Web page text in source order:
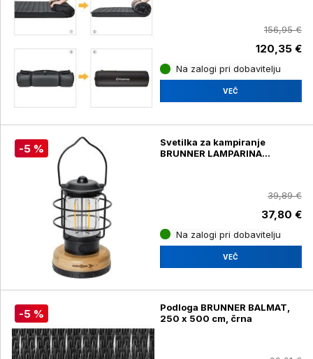
156,95 €
120,35 €
Na zalogi pri dobavitelju
VEČ
-5 %
Svetilka za kampiranje
BRUNNER LAMPARINA
39,89 €
37,80 €
Na zalogi pri dobavitelju
VEČ
-5 %
Podloga BRUNNER BALMAT,
250 x 500 cm, črna